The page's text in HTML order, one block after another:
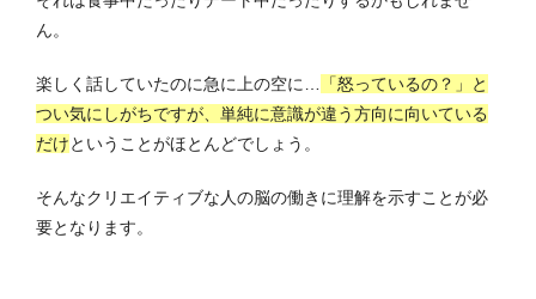
ん。
楽しく話していたのに急に上の空に…
「怒っているの？」と
つい気にしがちですが、単純に意識が違う方向に向いている
だけということがほとんどでしょう。
そんなクリエイティブな人の脳の働きに理解を示すことが必
要となります。